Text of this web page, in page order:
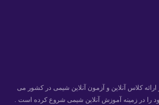
کلاس آنلاین و آزمون آنلاین شیمی در کشور می